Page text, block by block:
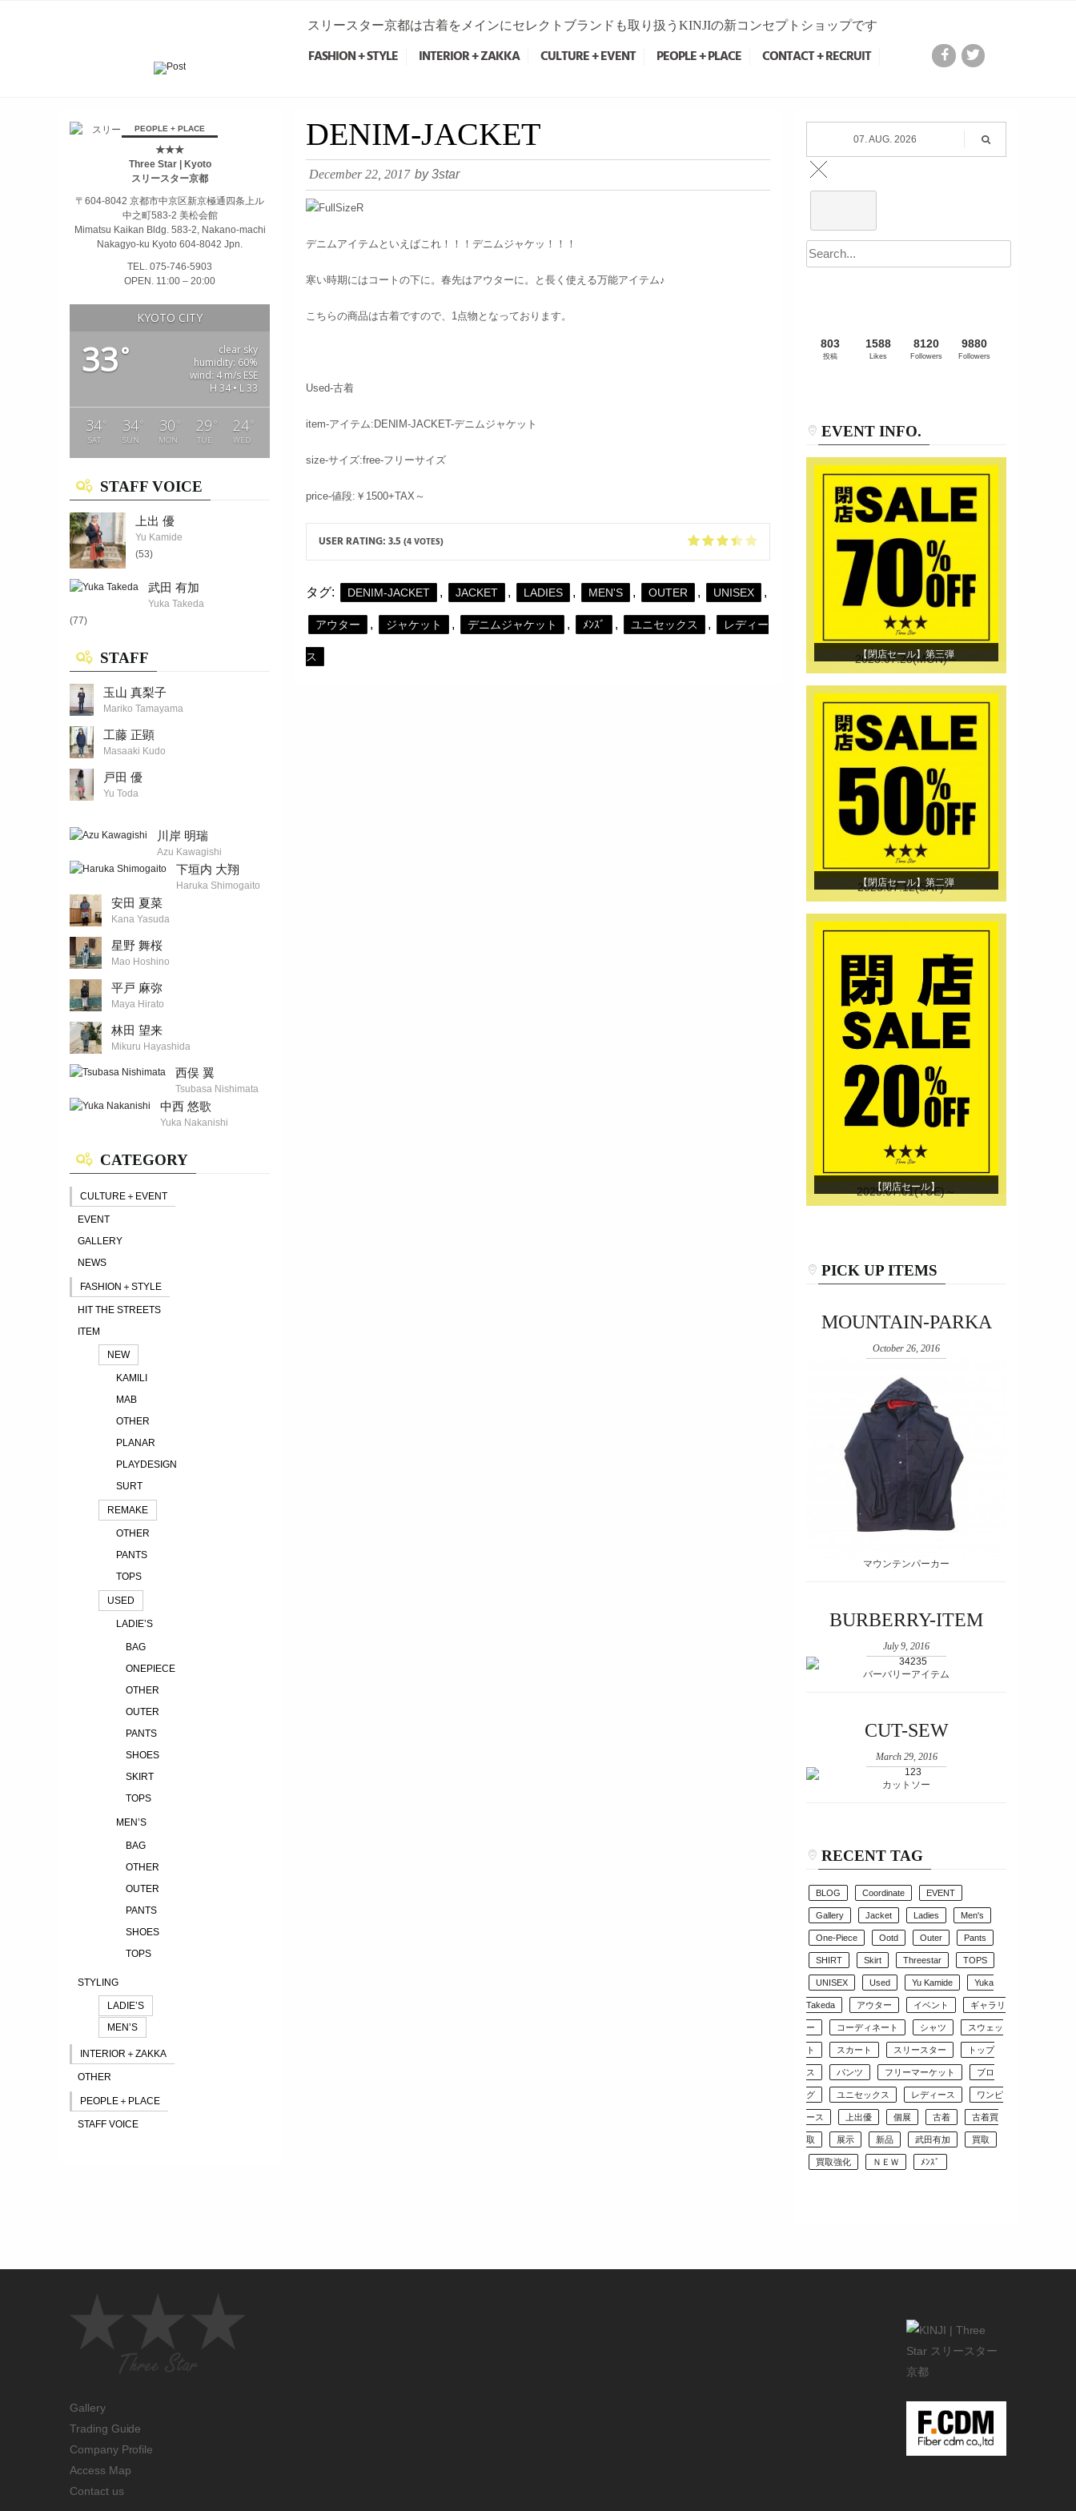
スリースター京都は古着をメインにセレクトブランドも取り扱うKINJIの新コンセプトショップです
FASHION + STYLE INTERIOR + ZAKKA CULTURE + EVENT PEOPLE + PLACE CONTACT + RECRUIT
займ на карту онлайн без отказа
PEOPLE + PLACE
★★★
Three Star | Kyoto
スリースター京都
〒604-8042 京都市中京区新京極通四条上ル
中之町583-2 美松会館
Mimatsu Kaikan Bldg. 583-2, Nakano-machi
Nakagyo-ku Kyoto 604-8042 Jpn.
TEL. 075-746-5903
OPEN. 11:00 – 20:00
KYOTO CITY
33°
clear sky
humidity: 60%
wind: 4 m/s ESE
H 34 • L 33
34°
SAT
34°
SUN
30 °
MON
29 °
TUE
24°
WED
STAFF VOICE
上出 優
Yu Kamide
(53)
武田 有加
Yuka Takeda
(77)
STAFF
玉山 真梨子
Mariko Tamayama
工藤 正顕
Masaaki Kudo
戸田 優
Yu Toda
川岸 明瑞
Azu Kawagishi
下垣内 大翔
Haruka Shimogaito
安田 夏菜
Kana Yasuda
星野 舞桜
Mao Hoshino
平戸 麻弥
Maya Hirato
林田 望来
Mikuru Hayashida
西俣 翼
Tsubasa Nishimata
中西 悠歌
Yuka Nakanishi
CATEGORY
CULTURE＋EVENT
EVENT
GALLERY
NEWS
FASHION＋STYLE
HIT THE STREETS
ITEM
NEW
KAMILI
MAB
OTHER
PLANAR
PLAYDESIGN
SURT
REMAKE
OTHER
PANTS
TOPS
USED
LADIE’S
BAG
ONEPIECE
OTHER
OUTER
PANTS
SHOES
SKIRT
TOPS
MEN’S
BAG
OTHER
OUTER
PANTS
SHOES
TOPS
STYLING
LADIE’S
MEN’S
INTERIOR＋ZAKKA
OTHER
PEOPLE＋PLACE
STAFF VOICE
DENIM-JACKET
December 22, 2017 by 3star
デニムアイテムといえばこれ！！！デニムジャケッ！！！
寒い時期にはコートの下に。春先はアウターに。と長く使える万能アイテム♪
こちらの商品は古着ですので、1点物となっております。
Used-古着
item-アイテム:DENIM-JACKET-デニムジャケット
size-サイズ:free-フリーサイズ
price-値段:￥1500+TAX～
USER RATING:3.5 (4VOTES)
タグ: DENIM-JACKET , JACKET , LADIES , MEN'S , OUTER , UNISEX ,
アウター , ジャケット , デニムジャケット , ﾒﾝｽﾞ , ユニセックス , レディー
ス
07. AUG. 2026
803
投稿
1588
Likes
8120
Followers
9880
Followers
EVENT INFO.
【閉店セール】第三弾
2025.07.28(MON)～
【閉店セール】第二弾
2025.07.12(SAT)～
【閉店セール】
2025.07.01(TUE)～
PICK UP ITEMS
MOUNTAIN-PARKA
October 26, 2016
マウンテンパーカー
BURBERRY-ITEM
July 9, 2016
バーバリーアイテム
CUT-SEW
March 29, 2016
カットソー
RECENT TAG
BLOG Coordinate EVENT
Gallery Jacket Ladies Men's
One-Piece Ootd Outer Pants
SHIRT Skirt Threestar TOPS
UNISEX Used Yu Kamide Yuka
Takeda アウター イベント ギャラリ
ー コーディネート シャツ スウェッ
ト スカート スリースター トップ
ス パンツ フリーマーケット ブロ
グ ユニセックス レディース ワンピ
ース 上出優 個展 古着 古着買
取 展示 新品 武田有加 買取
買取強化 ＮＥＷ ﾒﾝｽﾞ
Gallery
Trading Guide
Company Profile
Access Map
Contact us